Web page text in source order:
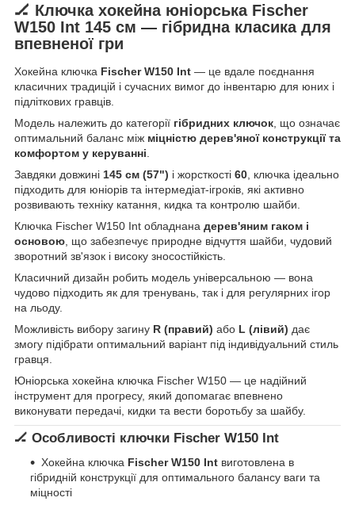
🏒 Ключка хокейна юніорська Fischer
W150 Int 145 см — гібридна класика для
впевненої гри
Хокейна ключка Fischer W150 Int — це вдале поєднання
класичних традицій і сучасних вимог до інвентарю для юних і
підліткових гравців.
Модель належить до категорії гібридних ключок, що означає
оптимальний баланс між міцністю дерев'яної конструкції та
комфортом у керуванні.
Завдяки довжині 145 см (57") і жорсткості 60, ключка ідеально
підходить для юніорів та інтермедіат-ігроків, які активно
розвивають техніку катання, кидка та контролю шайби.
Ключка Fischer W150 Int обладнана дерев'яним гаком і
основою, що забезпечує природне відчуття шайби, чудовий
зворотний зв'язок і високу зносостійкість.
Класичний дизайн робить модель універсальною — вона
чудово підходить як для тренувань, так і для регулярних ігор
на льоду.
Можливість вибору загину R (правий) або L (лівий) дає
змогу підібрати оптимальний варіант під індивідуальний стиль
гравця.
Юніорська хокейна ключка Fischer W150 — це надійний
інструмент для прогресу, який допомагає впевнено
виконувати передачі, кидки та вести боротьбу за шайбу.
🏒 Особливості ключки Fischer W150 Int
Хокейна ключка Fischer W150 Int виготовлена в
гібридній конструкції для оптимального балансу ваги та
міцності